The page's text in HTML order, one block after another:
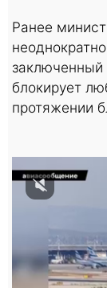
Ранее
блокирует
протяжении